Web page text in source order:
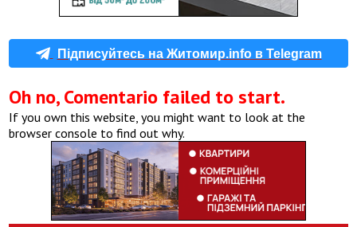
Підписуйтесь на Житомир.info в Telegram
Oh no, Comentario failed to start.
If you own this website, you might want to look at the
browser console to find out why.